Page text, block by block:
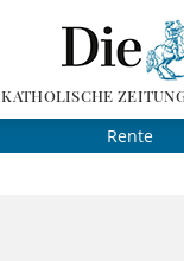
KATHOLISCHE
Rente